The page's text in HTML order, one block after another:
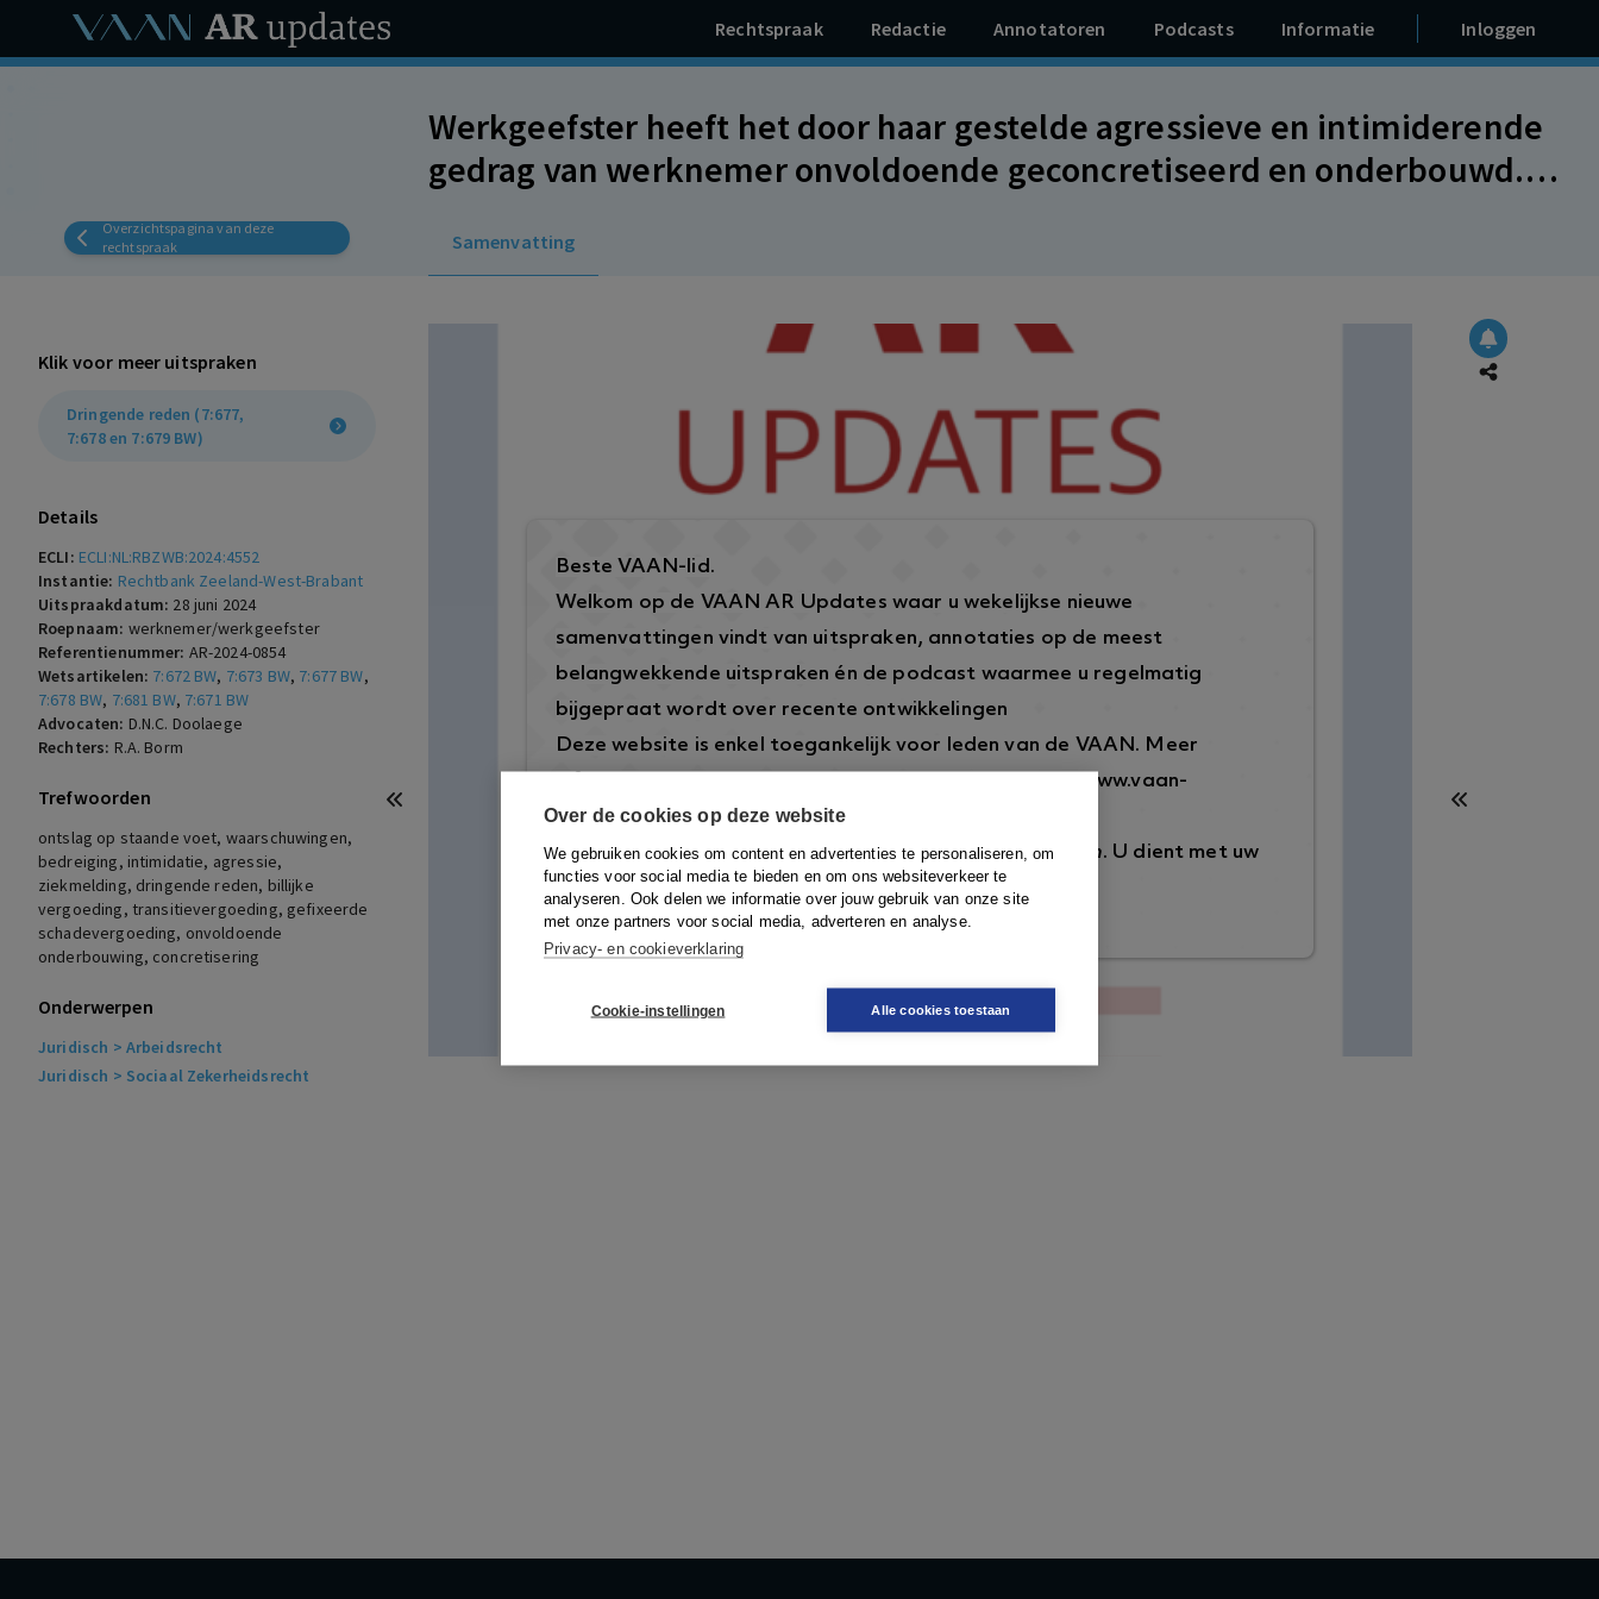
Over de cookies op deze website
We gebruiken cookies om content en advertenties te personaliseren, om
functies voor social media te bieden en om ons websiteverkeer te
analyseren. Ook delen we informatie over jouw gebruik van onze site
met onze partners voor social media, adverteren en analyse.
Privacy- en cookieverklaring
Cookie-instellingen Alle cookies toestaan
Rechtspraak Redactie Annotatoren Podcasts Informatie Inloggen
Overzichtspagina van deze
rechtspraak
Werkgeefster heeft het door haar gestelde agressieve en intimiderende
gedrag van werknemer onvoldoende geconcretiseerd en onderbouwd.
heeft recht op een billijke vergoeding gelijk aan drie maandsalarissen.
Samenvatting
Klik voor meer uitspraken
Dringende reden (7:677,
7:678 en 7:679 BW)
Details
ECLI: ECLI:NL:RBZWB:2024:4552
Instantie: Rechtbank Zeeland-West-Brabant
Uitspraakdatum: 28 juni 2024
Roepnaam: werknemer/werkgeefster
Referentienummer: AR-2024-0854
Wetsartikelen: 7:672 BW, 7:673 BW, 7:677 BW,
7:678 BW, 7:681 BW, 7:671 BW
Advocaten: D.N.C. Doolaege
Rechters: R.A. Borm
Trefwoorden
ontslag op staande voet, waarschuwingen,
bedreiging, intimidatie, agressie,
ziekmelding, dringende reden, billijke
vergoeding, transitievergoeding, gefixeerde
schadevergoeding, onvoldoende
onderbouwing, concretisering
Onderwerpen
Juridisch > Arbeidsrecht
Juridisch > Sociaal Zekerheidsrecht
Beste VAAN-lid.
Welkom op de VAAN AR Updates waar u wekelijkse nieuwe
samenvattingen vindt van uitspraken, annotaties op de meest
belangwekkende uitspraken én de podcast waarmee u regelmatig
bijgepraat wordt over recente ontwikkelingen
Deze website is enkel toegankelijk voor leden van de VAAN. Meer
https://www.vaan-
arbeidsrecht.nl/.
Om in te loggen klikt u rechtsboven op de knopInloggen. U dient met uw
VAAN-account in te loggen om toegang te krijgen.